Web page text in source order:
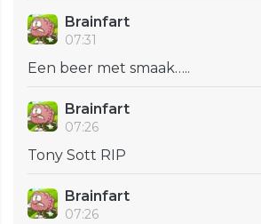
Brainfart
07:31
Een beer met smaak…..
Brainfart
07:26
Tony Sott RIP
Brainfart
07:26